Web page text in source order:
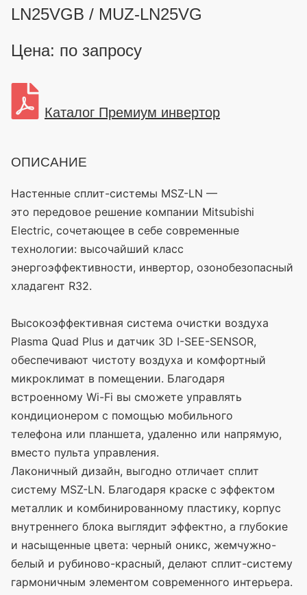
LN25VGB / MUZ-LN25VG
Цена: по запросу
Каталог Премиум инвертор
ОПИСАНИЕ
Настенные сплит-системы MSZ-LN —
это передовое решение компании Mitsubishi
Electric, сочетающее в себе современные
технологии: высочайший класс
энергоэффективности, инвертор, озонобезопасный
хладагент R32.
Высокоэффективная система очистки воздуха
Plasma Quad Plus и датчик 3D I-SEE-SENSOR,
обеспечивают чистоту воздуха и комфортный
микроклимат в помещении. Благодаря
встроенному Wi-Fi вы сможете управлять
кондиционером с помощью мобильного
телефона или планшета, удаленно или напрямую,
вместо пульта управления.
Лаконичный дизайн, выгодно отличает сплит
систему MSZ-LN. Благодаря краске с эффектом
металлик и комбинированному пластику, корпус
внутреннего блока выглядит эффектно, а глубокие
и насыщенные цвета: черный оникс, жемчужно-
белый и рубиново-красный, делают сплит-систему
гармоничным элементом современного интерьера.